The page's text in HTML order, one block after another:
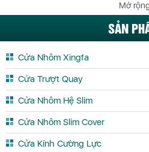
Cửa Nhôm PMA Bình Phước
Cửa Nhôm PMA Cao Bằng
Cửa Nhôm PMA Đắk Nông
Cửa Nhôm PMA Đồng Nai
Cửa Nhôm PMA Gia Lai
Cửa Nhôm PMA Hà Nam
Mở
SẢN
Cửa Nhôm Xingfa
Cửa Trượt Quay
Cửa Nhôm Hệ Slim
Cửa Nhôm Slim Cover
Cửa Kính Cường Lực